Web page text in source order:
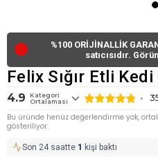
🔴
%100 ORİJİNALLİK
satıcısıdır.
Felix Sığır Etli
4.9
Kategori
Ortalaması
Bu üründe henüz değerlendirme yok,
gösteriliyor.
Son 24 saatte 1 kişi baktı